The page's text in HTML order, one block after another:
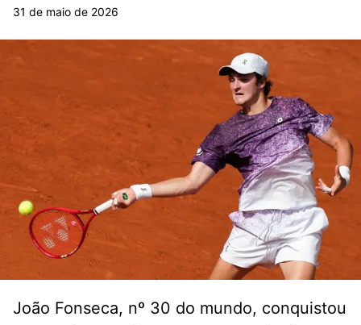
31 de maio de 2026
João Fonseca, nº 30 do mundo, conquistou